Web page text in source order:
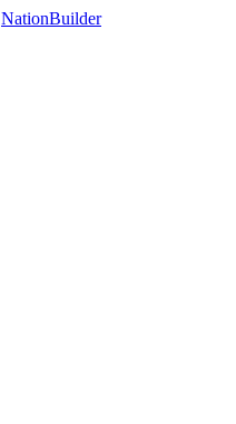
NationBuilder